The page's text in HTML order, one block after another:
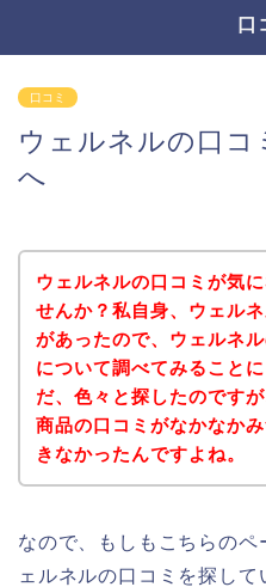
口
口コミ
ウェルネルの口コ
へ
ウェルネルの口コミが気
せんか？私自身、ウェル
があったので、ウェルネ
について調べてみること
だ、色々と探したのです
商品の口コミがなかなか
きなかったんですよね。
なので、もしもこちらのペ
ェルネルの口コミを探し